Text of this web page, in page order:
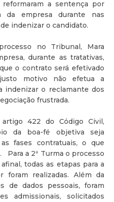
reformaram a sentença por
da empresa durante nas
indenizar o candidato.
no Tribunal, Mara
durante as tratativas,
o contrato será efetivado
motivo não efetua a
indenizar o reclamante dos
frustrada.
422 do Código Civil,
da boa-fé objetiva seja
fases contratuais, o que
a 2ª Turma o processo
todas as etapas para a
foram realizadas. Além da
de dados pessoais, foram
admissionais, solicitados